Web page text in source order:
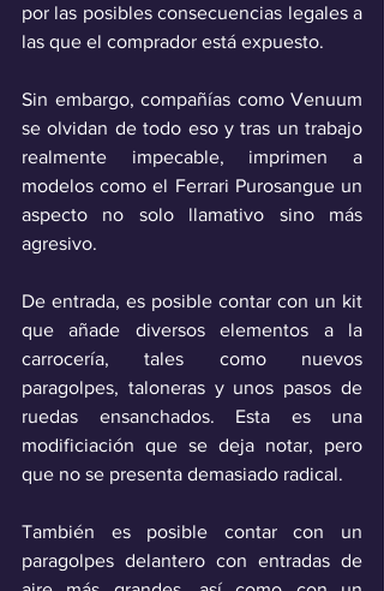
por las posibles consecuencias legales a
las que el comprador está expuesto.
Sin embargo, compañías como Venuum
se olvidan de todo eso y tras un trabajo
realmente impecable, imprimen a
modelos como el Ferrari Purosangue un
aspecto no solo llamativo sino más
agresivo.
De entrada, es posible contar con un kit
que añade diversos elementos a la
carrocería, tales como nuevos
paragolpes, taloneras y unos pasos de
ruedas ensanchados. Esta es una
modificiación que se deja notar, pero
que no se presenta demasiado radical.
También es posible contar con un
paragolpes delantero con entradas de